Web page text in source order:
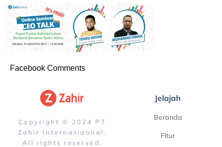
Facebook Comments
Copyright © 2024 PT
Zahir Internasiaonal.
All rights reserved.
Jelajah
Beranda
Fitur